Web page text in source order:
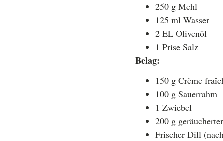
250 g Mehl
125 ml Wasser
2 EL Olivenöl
1 Prise Salz
Belag:
150 g Crème
100 g Sauerrahm
1 Zwiebel
200 g
Frischer Dill